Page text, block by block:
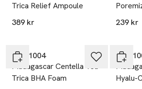
Trica Relief Ampoule
389 kr
239 kr
SKIN1004
Madagascar Centella Tea-
Trica BHA Foam
Hyalu-